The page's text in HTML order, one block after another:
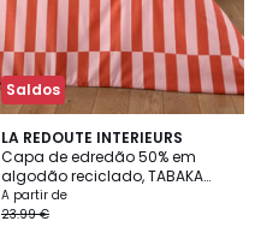
Saldos
LA REDOUTE INTERIEURS
Capa de edredão 50% em
algodão reciclado, TABAKA
ROUGE
A partir de
23.99 €
3
/
5